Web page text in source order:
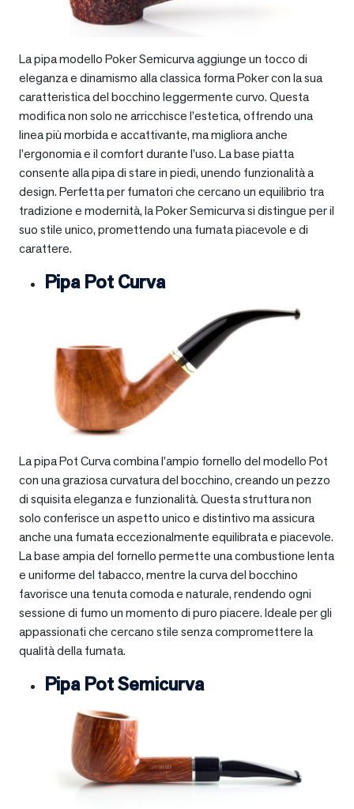
La pipa modello Poker Semicurva aggiunge un tocco di
eleganza e dinamismo alla classica forma Poker con la sua
caratteristica del bocchino leggermente curvo. Questa
modifica non solo ne arricchisce l’estetica, offrendo una
linea più morbida e accattivante, ma migliora anche
l’ergonomia e il comfort durante l’uso. La base piatta
consente alla pipa di stare in piedi, unendo funzionalità a
design. Perfetta per fumatori che cercano un equilibrio tra
tradizione e modernità, la Poker Semicurva si distingue per il
suo stile unico, promettendo una fumata piacevole e di
carattere.
Pipa Pot Curva
La pipa Pot Curva combina l’ampio fornello del modello Pot
con una graziosa curvatura del bocchino, creando un pezzo
di squisita eleganza e funzionalità. Questa struttura non
solo conferisce un aspetto unico e distintivo ma assicura
anche una fumata eccezionalmente equilibrata e piacevole.
La base ampia del fornello permette una combustione lenta
e uniforme del tabacco, mentre la curva del bocchino
favorisce una tenuta comoda e naturale, rendendo ogni
sessione di fumo un momento di puro piacere. Ideale per gli
appassionati che cercano stile senza compromettere la
qualità della fumata.
Pipa Pot Semicurva